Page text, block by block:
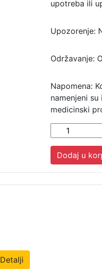
upotreba ili
Upozorenje:
Održavanje:
Napomena:
namenjeni
medicinski
Dodaj u
Detalji